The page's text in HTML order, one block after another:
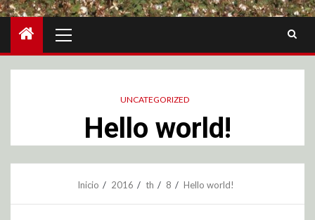
UNCATEGORIZED
Hello world!
Inicio 2016 th 8 Hello world!